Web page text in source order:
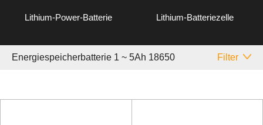
Lithium-Power-Batterie Lithium-Batteriezelle
Energiespeicherbatterie 1 ~ 5Ah 18650 Filter